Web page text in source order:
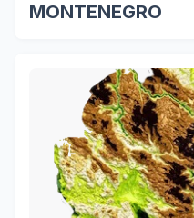
MONTENEGRO